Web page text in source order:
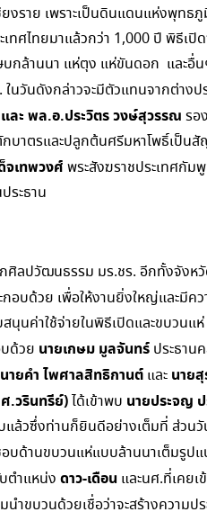
ยงราย เพราะเป็นดินแดนแห่งพุท
ทศไทยมาแล้วกว่า 1,000 ปี พิธีเ
กล้านนา แห่ตุง แห่ขันดอก และอื่
นวันดังกล่าวจะมีตัวแทนจากต่าง
และ พล.อ.ประวิตร วงษ์สุวรรณ รอ
บาตรและปลูกต้นศรีมหาโพธิ์เป็น
จเทพวงศ์ พระสังฆราชประเทศกัม
ระธาน
ศิลปวัฒนธรรม มร.ชร. อีกทั้งจัง
อบด้วย เพื่อให้งานยิ่งใหญ่และมีค
นุนค่าใช้จ่ายในพิธีเปิดและขบว
ด้วย นายเกษม มูลจันทร์ ประธา
ายคำ ไพศาลสิทธิกานต์ และ นาย
.วรินทรีย์)ได้เข้าพบ นายประจญ
แล้วซึ่งท่านก็ยินดีอย่างเต็มที่ ส่วน
บด้านขบวนแห่แบบล้านนาเต็มรูป
ตำแหน่ง ดาว-เดือน และนศ.ที่เคย
นำขบวนด้วยเชื่อว่าจะสร้างความป